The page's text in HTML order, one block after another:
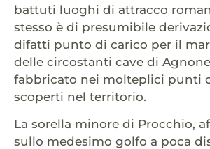
battuti luoghi di attracco
stesso è di presumibile
difatti punto di carico per il
delle circostanti cave di
fabbricato nei molteplici punti
scoperti nel territorio.
La sorella minore di Procchio,
sullo medesimo golfo a poca